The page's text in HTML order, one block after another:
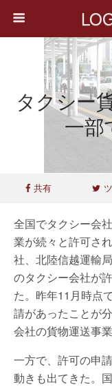
タクシー
一部
共有
全国でタクシー会
業が続々と許可さ
社、北陸信越運輸
のタクシー会社が
た。昨年11月時点
請があったことが
会社の貨物運送事
一方で、許可の申
動きも出てきた。